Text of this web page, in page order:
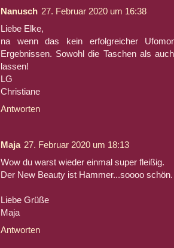
Nanusch 27. Februar 2020 um 16:38
Liebe Elke,
na wenn das kein erfolgreicher
Ergebnissen. Sowohl die Taschen als
lassen!
LG
Christiane
Antworten
Maja 27. Februar 2020 um 18:13
Wow du warst wieder einmal super fleißig.
Der New Beauty ist Hammer...soooo schön.
Liebe Grüße
Maja
Antworten